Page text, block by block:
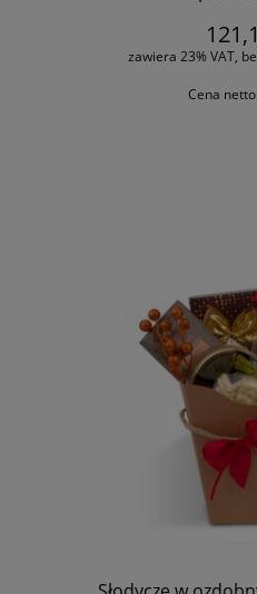
zawiera 23% VAT,
Cena netto: